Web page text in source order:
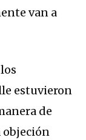
van a
estuvieron
de
objeción